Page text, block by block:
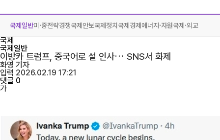
국제일반미·중전략경쟁국제안보국제정치 국제경제 에너지·자원국제·외교
국제
국제일반
이방카 트럼프, 중국어로 설 인사… SNS서 화제
화영 기자
입력 2026.02.19 17:21
댓글 0
가